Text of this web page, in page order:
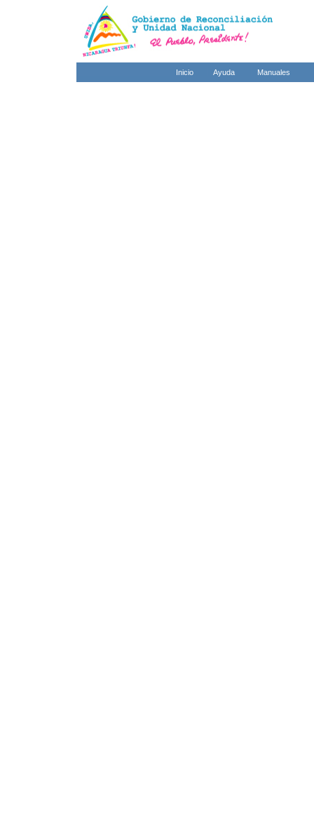
Inicio Ayuda Manuales